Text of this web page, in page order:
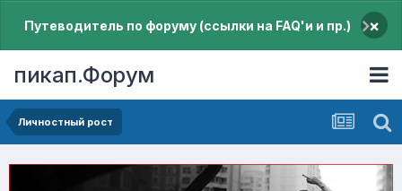
Путеводитель по форуму (ссылки на FAQ'и и пр.) ×
пикап.Форум
Личностный рост